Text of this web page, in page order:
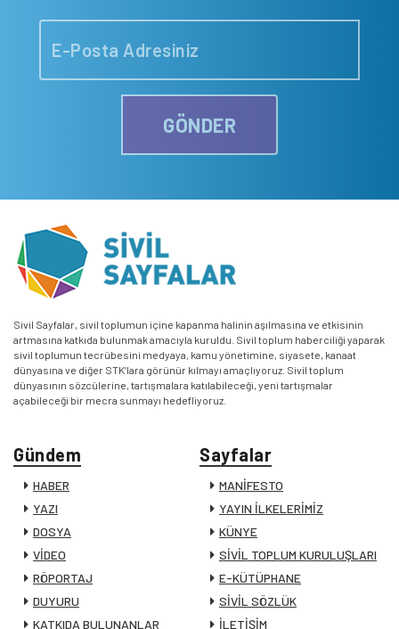
GÖNDER
Sivil Sayfalar, sivil toplumun içine kapanma halinin aşılmasına ve etkisinin
artmasına katkıda bulunmak amacıyla kuruldu. Sivil toplum haberciliği yaparak
sivil toplumun tecrübesini medyaya, kamu yönetimine, siyasete, kanaat
dünyasına ve diğer STK’lara görünür kılmayı amaçlıyoruz. Sivil toplum
dünyasının sözcülerine, tartışmalara katılabileceği, yeni tartışmalar
açabileceği bir mecra sunmayı hedefliyoruz.
Gündem
HABER
YAZI
DOSYA
VİDEO
RÖPORTAJ
DUYURU
KATKIDA BULUNANLAR
Sayfalar
MANİFESTO
YAYIN İLKELERİMİZ
KÜNYE
SİVİL TOPLUM KURULUŞLARI
E-KÜTÜPHANE
SİVİL SÖZLÜK
İLETİŞİM